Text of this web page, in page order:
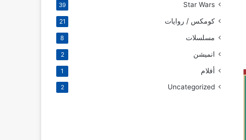
Star Wars
39
كومكس / روايات 21
مسلسلات 8
انميشن 2
أفلام 1
Uncategorized
2